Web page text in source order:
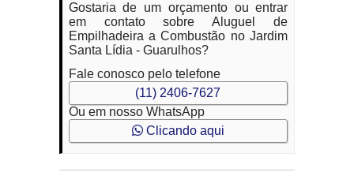
Gostaria de um orçamento ou entrar
em contato sobre Aluguel de
Empilhadeira a Combustão no Jardim
Santa Lídia - Guarulhos?
Fale conosco pelo telefone
(11) 2406-7627
Ou em nosso WhatsApp
Clicando aqui